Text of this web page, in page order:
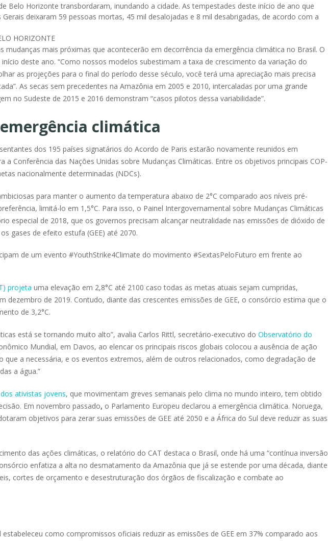
Belo Horizonte transbordaram, inundando a cidade. As tempestades deste início de ano que
deixaram 59 pessoas mortas, 45 mil desalojadas e 8 mil desabrigadas, de acordo com a
HORIZONTE
mudanças mais próximas que acontecerão em decorrência da emergência climática no Brasil. O
deste ano. “Como nossos modelos subestimam a taxa de crescimento da variação do
as projeções para o final do período desse século, você terá uma apreciação mais precisa
As secas sem precedentes na Amazônia em 2005 e 2010, intercaladas por uma grande
no Sudeste de 2015 e 2016 demonstram “casos pilotos dessa variabilidade”.
climática
dos 195 países signatários do Acordo de Paris estarão novamente reunidos em
a Conferência das Nações Unidas sobre Mudanças Climáticas. Entre os objetivos principais COP-
nacionalmente determinadas (NDCs).
para manter o aumento da temperatura abaixo de 2°C comparado aos níveis pré-
limitá-lo em 1,5°C. Para isso, o Painel Intergovernamental sobre Mudanças Climáticas
especial de 2018, que os governos precisam alcançar neutralidade nas emissões de dióxido de
gases de efeito estufa (GEE) até 2070.
projeta uma elevação em 2,8°C até 2100 caso todas as metas atuais sejam cumpridas,
dezembro de 2019. Contudo, diante das crescentes emissões de GEE, o consórcio estima que o
de 3,2°C.
está se tornando muito alto”, avalia Carlos Rittl, secretário-executivo do Observatório do
Mundial, em Davos, ao elencar os principais riscos globais colocou a ausência de ação
que a necessária, e os eventos extremos, além de outros relacionados, como degradação de
a água.”
ativistas jovens, que movimentam greves semanais pelo clima no mundo inteiro, tem obtido
Em novembro passado, o Parlamento Europeu declarou a emergência climática. Noruega,
objetivos para zerar suas emissões de GEE até 2050 e a África do Sul deve reduzir as suas
das ações climáticas, o relatório do CAT destaca o Brasil, onde há uma “contínua inversão
enfatiza a alta no desmatamento da Amazônia que já se estende por uma década, diante
cortes de orçamento e desestruturação dos órgãos de fiscalização e combate ao
estabeleceu como compromissos oficiais reduzir as emissões de GEE em 37% comparado aos